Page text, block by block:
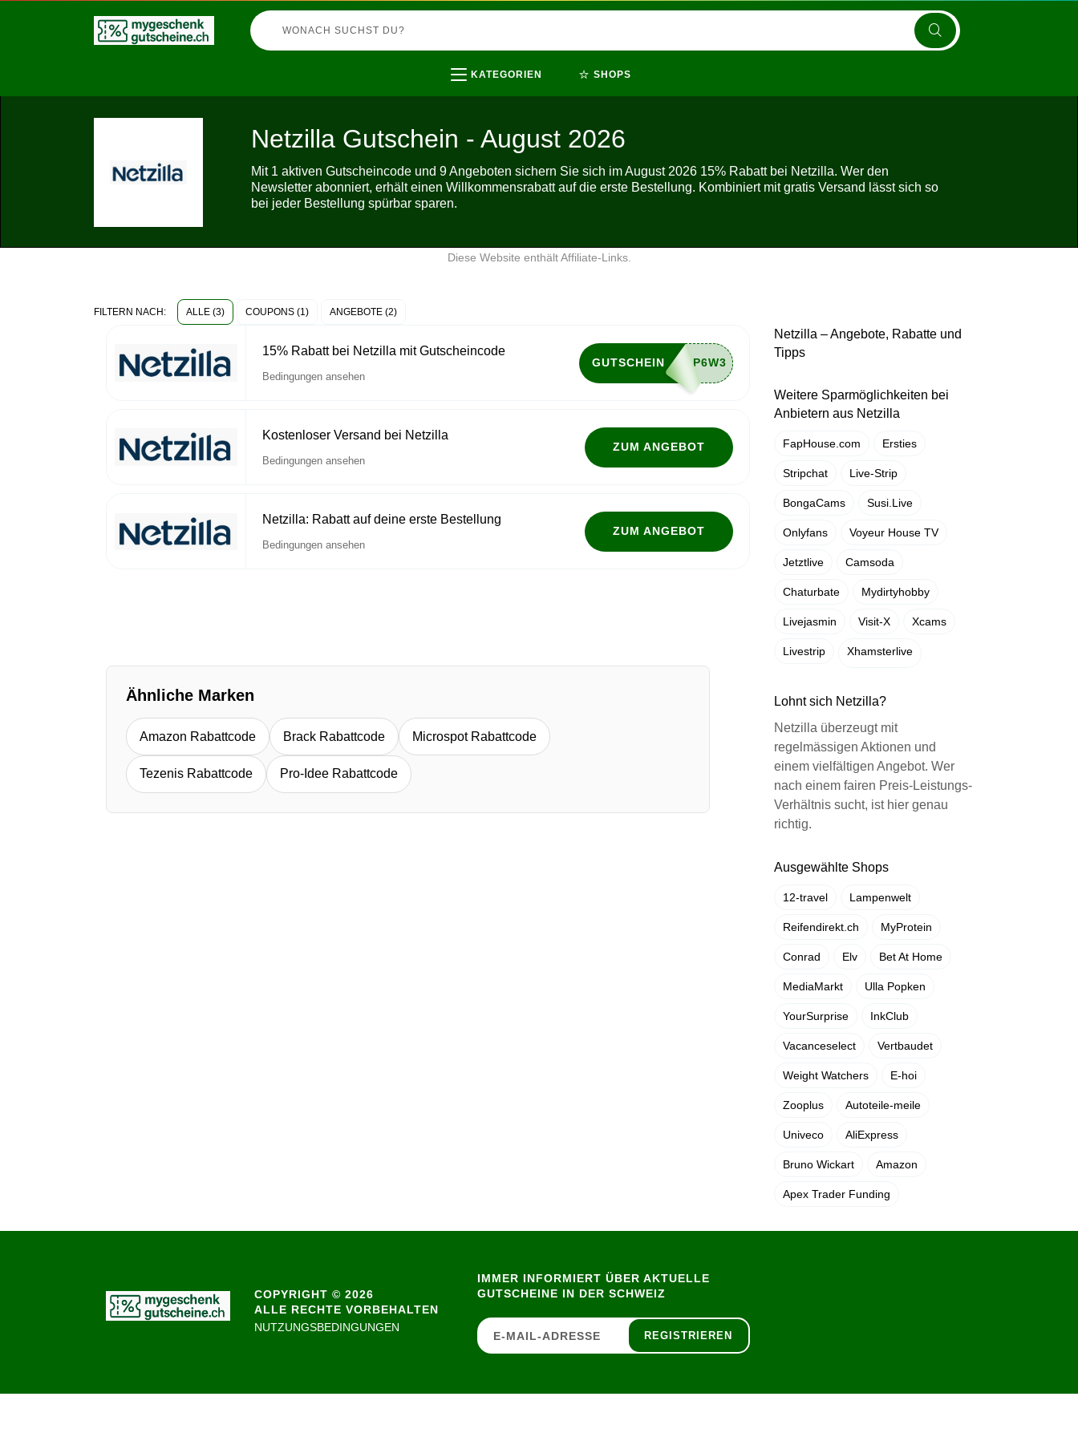
KATEGORIEN ⭐ SHOPS
Netzilla Gutschein - August 2026
Mit 1 aktiven Gutscheincode und 9 Angeboten sichern Sie sich im August 2026 15% Rabatt bei Netzilla. Wer den
Newsletter abonniert, erhält einen Willkommensrabatt auf die erste Bestellung. Kombiniert mit gratis Versand lässt sich so
bei jeder Bestellung spürbar sparen.
Diese Website enthält Affiliate-Links.
FILTERN NACH: ALLE (3) COUPONS (1) ANGEBOTE (2)
15% Rabatt bei Netzilla mit Gutscheincode
Bedingungen ansehen
GUTSCHEIN
Kostenloser Versand bei Netzilla
Bedingungen ansehen
ZUM ANGEBOT
Netzilla: Rabatt auf deine erste Bestellung
Bedingungen ansehen
ZUM ANGEBOT
Ähnliche Marken
Amazon Rabattcode Brack Rabattcode Microspot Rabattcode
Tezenis Rabattcode Pro-Idee Rabattcode
Netzilla – Angebote, Rabatte und
Tipps
Weitere Sparmöglichkeiten bei
Anbietern aus Netzilla
FapHouse.com Ersties
Stripchat Live-Strip
BongaCams Susi.Live
Onlyfans Voyeur House TV
Jetztlive Camsoda
Chaturbate Mydirtyhobby
Livejasmin Visit-X Xcams
Livestrip Xhamsterlive
Lohnt sich Netzilla?
Netzilla überzeugt mit
regelmässigen Aktionen und
einem vielfältigen Angebot. Wer
nach einem fairen Preis-Leistungs-
Verhältnis sucht, ist hier genau
richtig.
Ausgewählte Shops
12-travel Lampenwelt
Reifendirekt.ch MyProtein
Conrad Elv Bet At Home
MediaMarkt Ulla Popken
YourSurprise InkClub
Vacanceselect Vertbaudet
Weight Watchers E-hoi
Zooplus Autoteile-meile
Univeco AliExpress
Bruno Wickart Amazon
Apex Trader Funding
COPYRIGHT © 2026
ALLE RECHTE VORBEHALTEN
NUTZUNGSBEDINGUNGEN
IMMER INFORMIERT ÜBER AKTUELLE
GUTSCHEINE IN DER SCHWEIZ
REGISTRIEREN